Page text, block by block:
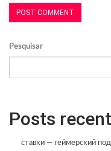
Pesquisar
Posts
ставки — геймерский